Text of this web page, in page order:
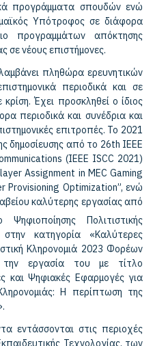
προγράμματα σπουδών ενώ
Υπότροφος σε διάφορα
προγραμμάτων απόκτησης
σε νέους επιστήμονες.
πληθώρα ερευνητικών
περιοδικά και σε
Έχει προσκληθεί ο ίδιος
περιοδικά και συνέδρια και
επιτροπές. To 2021
δημοσίευσης από το 26th IEEE
(IEEE ISCC 2021)
Assignment in MEC Gaming
Optimization”, ενώ
καλύτερης εργασίας από
Πολιτιστικής
κατηγορία «Καλύτερες
Κληρονομιά 2023 Φορέων
την εργασία του με τίτλο
και Ψηφιακές Εφαρμογές για
Η περίπτωση της
εντάσσονται στις περιοχές
Τεχνολογίας, των